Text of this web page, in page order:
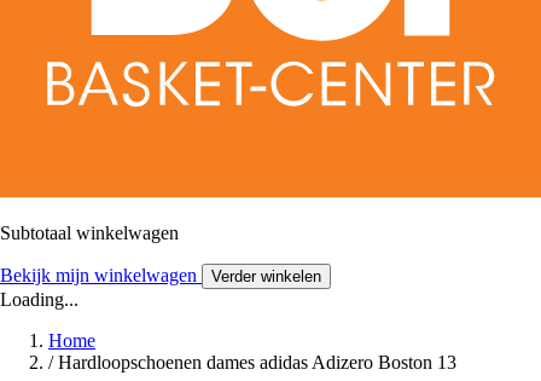
Subtotaal winkelwagen
Bekijk mijn winkelwagen Verder winkelen
Loading...
Home
/ Hardloopschoenen dames adidas Adizero Boston 13